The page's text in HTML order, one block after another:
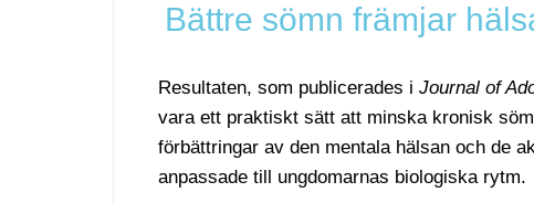
Bättre sömn främjar
Resultaten, som publicerades i Journal of
vara ett praktiskt sätt att minska kronisk
förbättringar av den mentala hälsan och de
anpassade till ungdomarnas biologiska rytm.